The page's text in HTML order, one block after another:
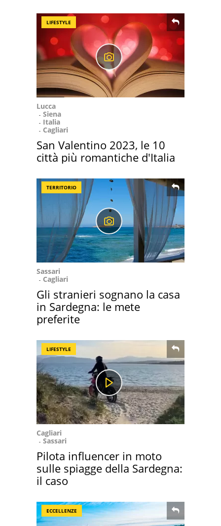
LIFESTYLE
Lucca
Siena
Italia
Cagliari
San Valentino 2023, le 10
città più romantiche d'Italia
TERRITORIO
Sassari
Cagliari
Gli stranieri sognano la casa
in Sardegna: le mete
preferite
LIFESTYLE
Cagliari
Sassari
Pilota influencer in moto
sulle spiagge della Sardegna:
il caso
ECCELLENZE